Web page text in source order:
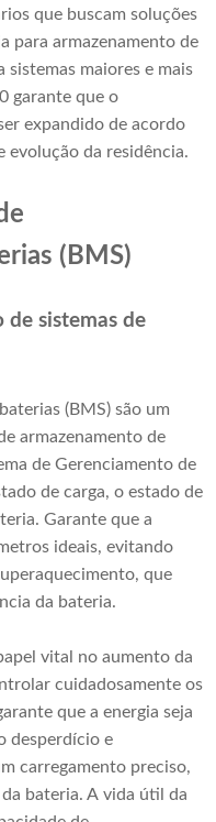
que buscam soluções
para armazenamento de
sistemas maiores e mais
garante que o
expandido de acordo
evolução da residência.
(BMS)
sistemas de
(BMS) são um
armazenamento de
de Gerenciamento de
de carga, o estado de
Garante que a
ideais, evitando
que
da bateria.
vital no aumento da
cuidadosamente os
que a energia seja
desperdício e
carregamento preciso,
bateria. A vida útil da